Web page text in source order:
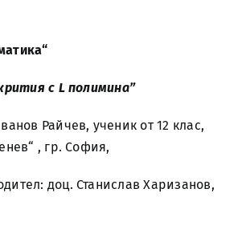
с L полимина”
Райчев, ученик от 12 клас,
, гр. София,
доц. Станислав Харизанов,